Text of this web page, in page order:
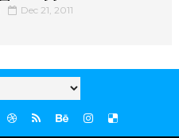
Dec 21, 2011